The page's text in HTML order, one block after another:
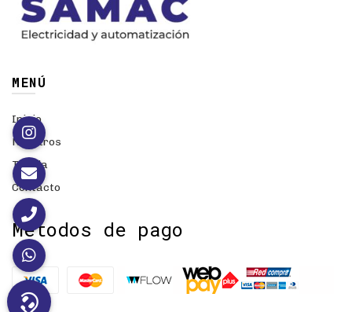
MENÚ
Inicio
Nosotros
Tienda
Contacto
Métodos de pago